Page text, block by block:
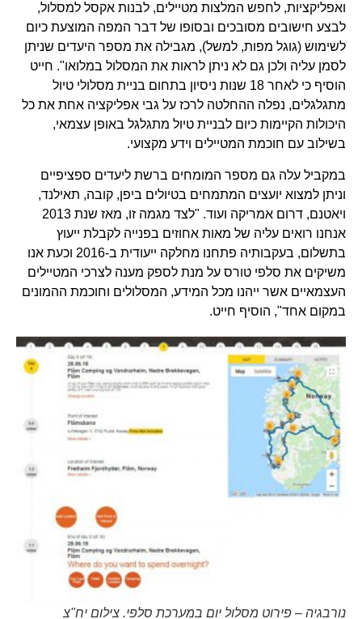
ואפליקציות, לחפש המלצות מטיילים, לבנות אקסל למסלול,
לבצע חישובים מסובכים ובסופו של דבר המפה המוצעת כיום
לשימוש (גוגל מפות, למשל), מגבילה את מספר היעדים שניתן
לסמן עליה ולכן גם לא ניתן לראות את המסלול במלואו". חייט
הוסיף כי לאחר 18 שנות ניסיון בתחום בניית מסלולי טיול
מתגלגלים, נפלה ההחלטה לרכז על גבי אפליקציה אחת את כל
היכולות הקיימות כיום לבניית טיול מתגלגל באופן עצמאי,
בשילוב עם חוכמת המטיילים וידע מקצועי.
במקביל עלה גם מספר המומחים ברשת ליעדים ספציפיים
וניתן למצוא יועצים המתמחים בטיולים ביפן, קובה, תאילנד,
ויאטנם, דרום אמריקה ועוד. "לצד מגמה זו, מאז שנת 2013
אנחנו רואים עליה של מאות אחוזים בפנייה לקבלת ייעוץ
בתשלום, בעקבותיה פתחנו מחלקה ייעודית ב-2016 וכעת אנו
משיקים את סלפי טורס על מנת לספק מענה לצרכי המטיילים
העצמאיים אשר ייהנו מכל המידע, המסלולים וחוכמת ההמונים
במקום אחד", הוסיף חייט.
נורבגיה – פירוט מסלול יום במערכת סלפי. צילום יח"צ